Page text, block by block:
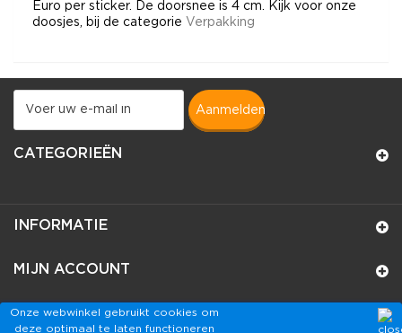
Onze webwinkel gebruikt cookies om
deze optimaal te laten functioneren
Euro per sticker. De doorsnee is 4 cm. Kijk voor onze
doosjes, bij de categorie Verpakking
aanmelden
CATEGORIEËN
INFORMATIE
MIJN ACCOUNT
WINKELINFORMATIE